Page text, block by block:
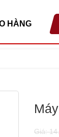
HÀNG
Giá: